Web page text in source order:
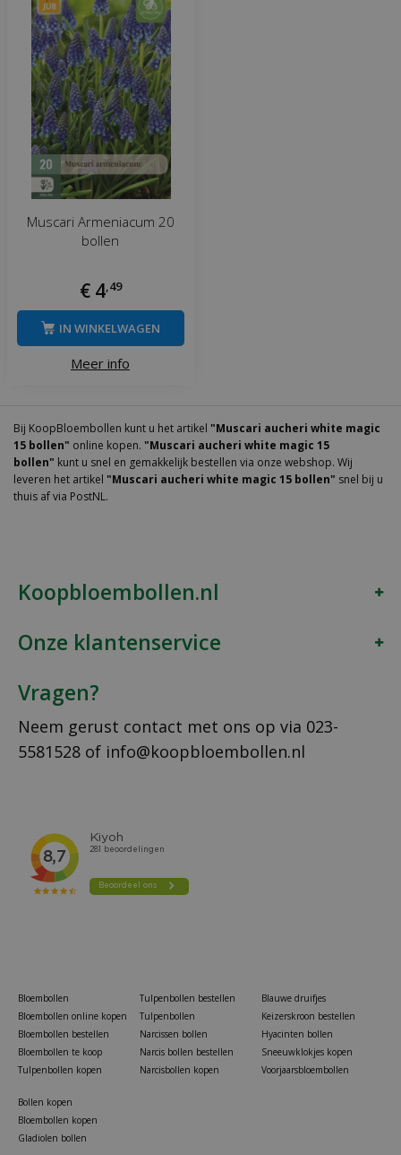
Muscari Armeniacum 20
bollen
€ 4,49
Meer info
IN WINKELWAGEN
Bij KoopBloembollen kunt u het artikel "Muscari aucheri white magic
15 bollen" online kopen. "Muscari aucheri white magic 15
bollen" kunt u snel en gemakkelijk bestellen via onze webshop. Wij
leveren het artikel "Muscari aucheri white magic 15 bollen" snel bij u
thuis af via PostNL.
Koopbloembollen.nl
Onze klantenservice
Vragen?
Neem gerust contact met ons op via 023-
5581528 of info@koopbloembollen.nl
Bloembollen
Bloembollen online kopen
Bloembollen bestellen
Bloembollen te koop
Tulpenbollen kopen
Tulpenbollen bestellen
Tulpenbollen
Narcissen bollen
Narcis bollen bestellen
Narcisbollen kopen
Blauwe druifjes
Keizerskroon bestellen
Hyacinten bollen
Sneeuwklokjes kopen
Voorjaarsbloembollen
Bollen kopen
Bloembollen kopen
Gladiolen bollen